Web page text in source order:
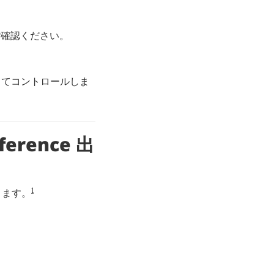
認ください。
コントロールしま
出
す。 1